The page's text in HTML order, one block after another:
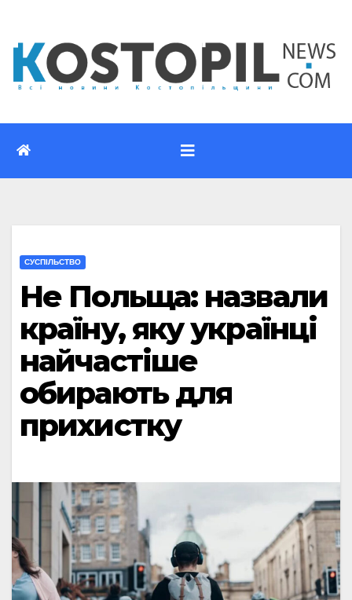
вмісту
CУСПІЛЬСТВО
Не Польща: назвали
країну, яку українці
найчастіше
обирають для
прихистку